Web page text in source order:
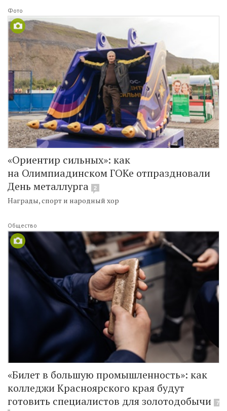
Фото
«Ориентир сильных»: как
на Олимпиадинском ГОКе отпраздновали
День металлурга
2
Награды, спорт и народный хор
Общество
«Билет в большую промышленность»: как
колледжи Красноярского края будут
готовить специалистов для золотодобычи
7